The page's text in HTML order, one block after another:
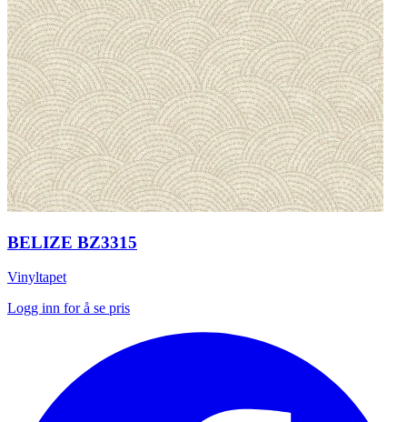
BELIZE BZ3315
Vinyltapet
Logg inn for å se pris